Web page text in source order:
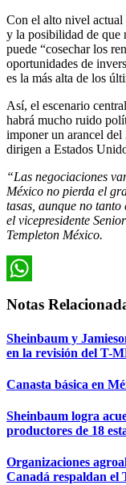
Con el alto nivel actual
y la posibilidad de que
puede “cosechar los
oportunidades de
es la más alta de los
Así, el escenario
habrá mucho ruido
imponer un arancel del
dirigen a Estados
“Las negociaciones
México no pierda el
tasas, aunque no
el vicepresidente
Templeton México.
Notas
Sheinbaum y
en la revisión del T-
Canasta básica en
Sheinbaum logra
productores de 18
Organizaciones
Canadá respaldan el